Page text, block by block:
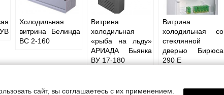
сайт, вы соглашаетесь с их применением.
Холодильная
витрина Белинда
ВС 2-160
Витрина
холодильная
«рыба на льду»
АРИАДА Бьянка
ВУ 17-180
Витрина
холодильная со
стеклянной
дверью Бирюса
290 Е